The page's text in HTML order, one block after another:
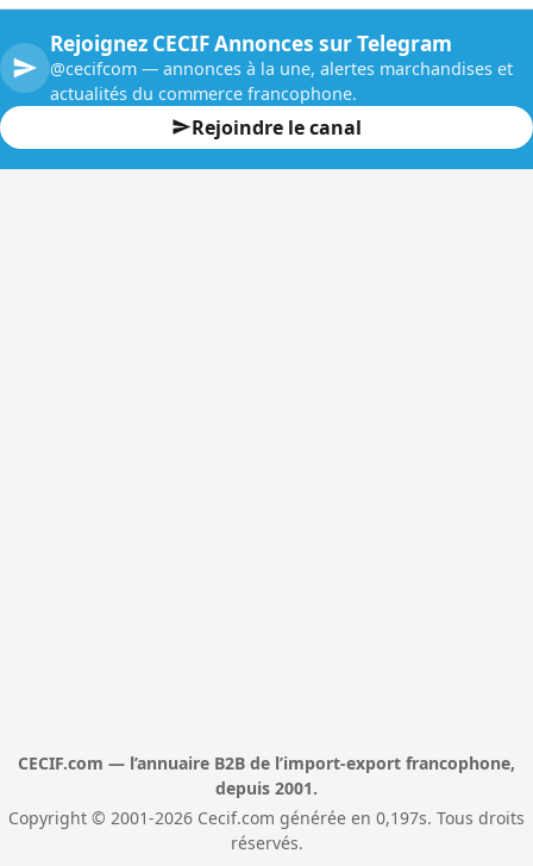
Rejoignez CECIF Annonces sur Telegram
@cecifcom — annonces à la une, alertes marchandises et
actualités du commerce francophone.
Rejoindre le canal
CECIF.com — l’annuaire B2B de l’import-export francophone,
depuis 2001.
Copyright © 2001-2026 Cecif.com générée en 0,197s. Tous droits
réservés.